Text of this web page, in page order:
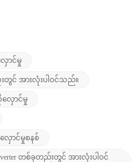
ာင်မှု
အားလုံးပါဝင်သည်။
ောင်မှု
ောင်မှုစနစ်
တစ်ခုတည်းတွင် အားလုံးပါဝင်